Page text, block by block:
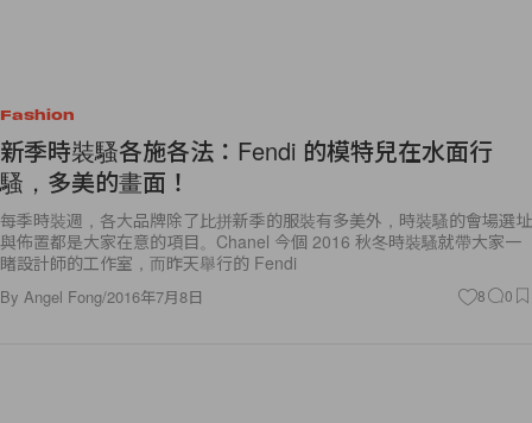
Fashion
新季時裝騷各施各法：Fendi 的模特兒在水面行
騷，多美的畫面！
每季時裝週，各大品牌除了比拼新季的服裝有多美外，時裝騷的會場選址
與佈置都是大家在意的項目。Chanel 今個 2016 秋冬時裝騷就帶大家一
睹設計師的工作室，而昨天舉行的 Fendi
By Angel Fong/2016年7月8日 8 0